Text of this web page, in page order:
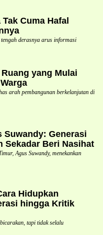
Cuma Hafal
derasnya arus informasi
yang Mulai
arah pembangunan berkelanjutan di
Suwandy: Generasi
Sekadar Beri Nasihat
Agus Suwandy, menekankan
Hidupkan
hingga Kritik
tapi tidak selalu